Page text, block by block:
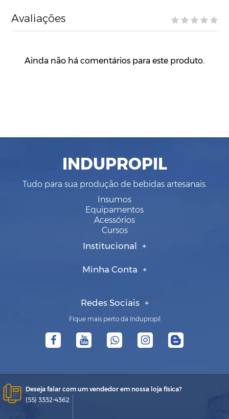
Avaliações
Ainda não há comentários para este produto.
INDUPROPIL
Tudo para sua produção de bebidas artesanais.
Insumos
Equipamentos
Acessórios
Cursos
Institucional
Minha Conta
Redes Sociais
Fique mais perto da Indupropil
Deseja falar com um vendedor em nossa loja física?
(55) 3332-4362